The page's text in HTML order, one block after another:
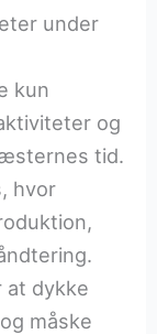
under
kun
og
tid.
hvor
at dykke
måske